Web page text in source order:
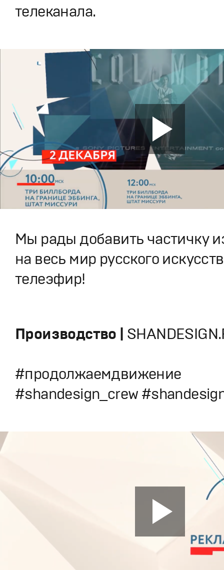
телеканала.
Мы рады добавить частичку
на весь мир русского
телеэфир!
Производство |
#продолжаемдвижение
#shandesign_crew